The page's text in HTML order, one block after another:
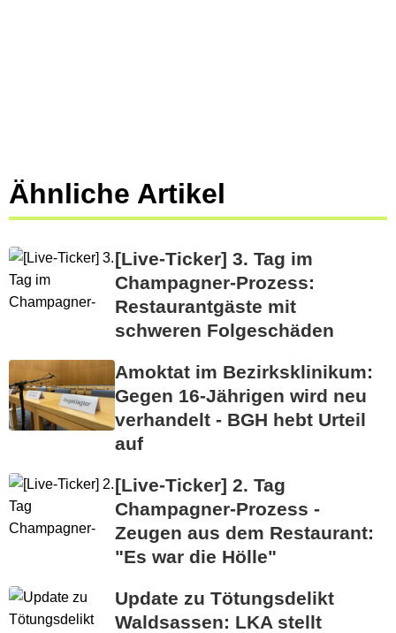
Ähnliche Artikel
[Live-Ticker] 3. Tag im
Champagner-Prozess:
Restaurantgäste mit
schweren Folgeschäden
Amoktat im Bezirksklinikum:
Gegen 16-Jährigen wird neu
verhandelt - BGH hebt Urteil
auf
[Live-Ticker] 2. Tag
Champagner-Prozess -
Zeugen aus dem Restaurant:
"Es war die Hölle"
Update zu Tötungsdelikt
Waldsassen: LKA stellt